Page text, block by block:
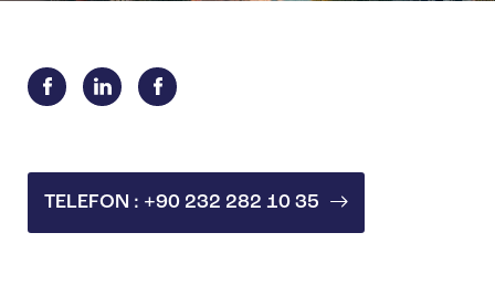
TELEFON : +90 232 282 10 35